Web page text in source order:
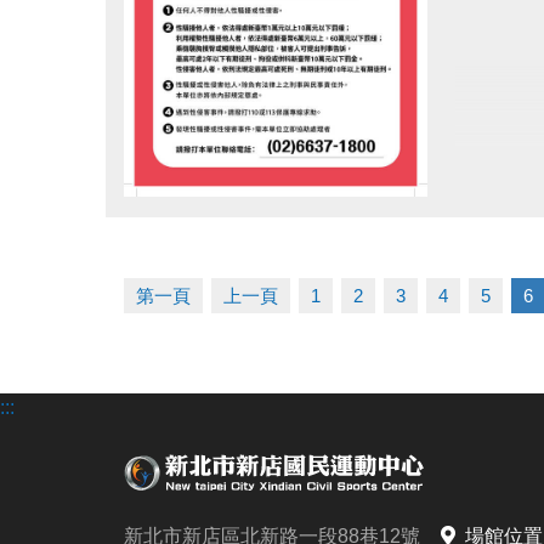
第一頁 上一頁 1 2 3 4 5 6
:::
新北市新店區北新路一段88巷12號 場館位置